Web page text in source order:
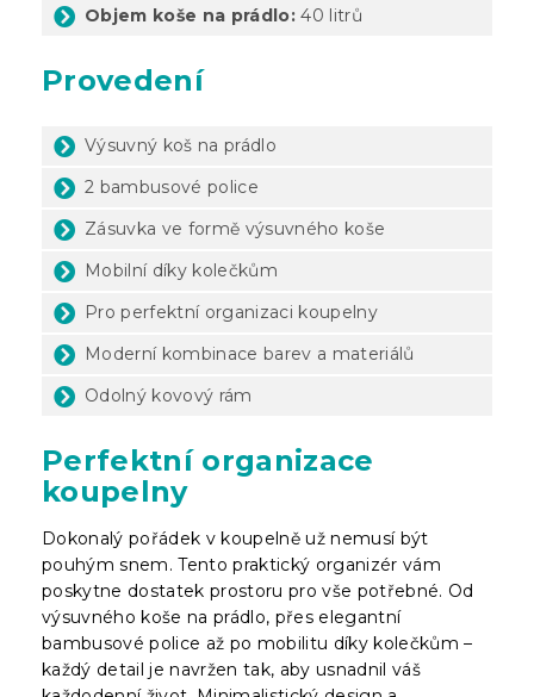
Objem koše na prádlo: 40 litrů
Provedení
Výsuvný koš na prádlo
2 bambusové police
Zásuvka ve formě výsuvného koše
Mobilní díky kolečkům
Pro perfektní organizaci koupelny
Moderní kombinace barev a materiálů
Odolný kovový rám
Perfektní organizace
koupelny
Dokonalý pořádek v koupelně už nemusí být
pouhým snem. Tento praktický organizér vám
poskytne dostatek prostoru pro vše potřebné. Od
výsuvného koše na prádlo, přes elegantní
bambusové police až po mobilitu díky kolečkům –
každý detail je navržen tak, aby usnadnil váš